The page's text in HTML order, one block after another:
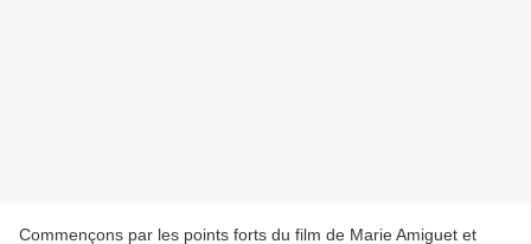
Commençons par les points forts du film de Marie Amiguet et